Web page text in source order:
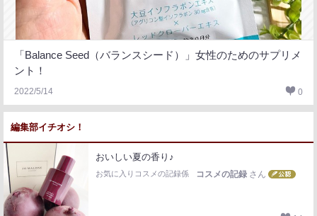
「Balance Seed（バランスシード）」女性のためのサプリメ
ント！
2022/5/14 0
編集部イチオシ！
おいしい夏の香り♪
お気に入りコスメの記録係 コスメの記録 さん